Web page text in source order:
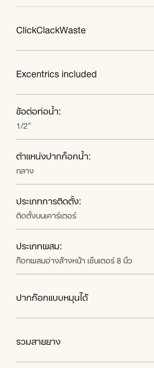
ClickClackWaste
Excentrics included
ข้อต่อท่อน้ำ:
1/2"
ตำแหน่งปากก็อกน้ำ:
กลาง
ประเภทการติดตั้ง:
ติดตั้งบนเคาร์เตอร์
ประเภทผสม:
ก๊อกผสมอ่างล้างหน้า เซ็นเตอร์ 8 นิ้ว
ปากก๊อกแบบหมุนได้
รวมสายยาง